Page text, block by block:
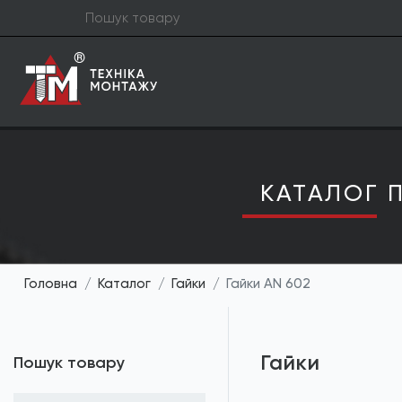
КАТАЛОГ
Головна Каталог Гайки Гайки AN 602
Пошук товару Гайки